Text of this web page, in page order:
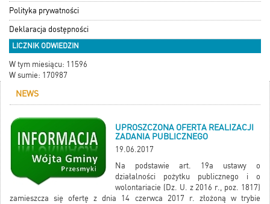
Polityka prywatności
Deklaracja dostępności
LICZNIK ODWIEDZIN
W tym miesiącu: 11596
W sumie: 170987
NEWS
UPROSZCZONA OFERTA REALIZACJI
ZADANIA PUBLICZNEGO
19.06.2017
Na podstawie art. 19a ustawy o
działalności pożytku publicznego i o
wolontariacie (Dz. U. z 2016 r., poz. 1817)
zamieszcza się ofertę z dnia 14 czerwca 2017 r. złożoną w trybie